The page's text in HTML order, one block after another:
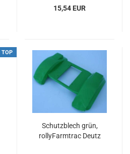
15,54 EUR
TOP
Schutzblech grün,
rollyFarmtrac Deutz